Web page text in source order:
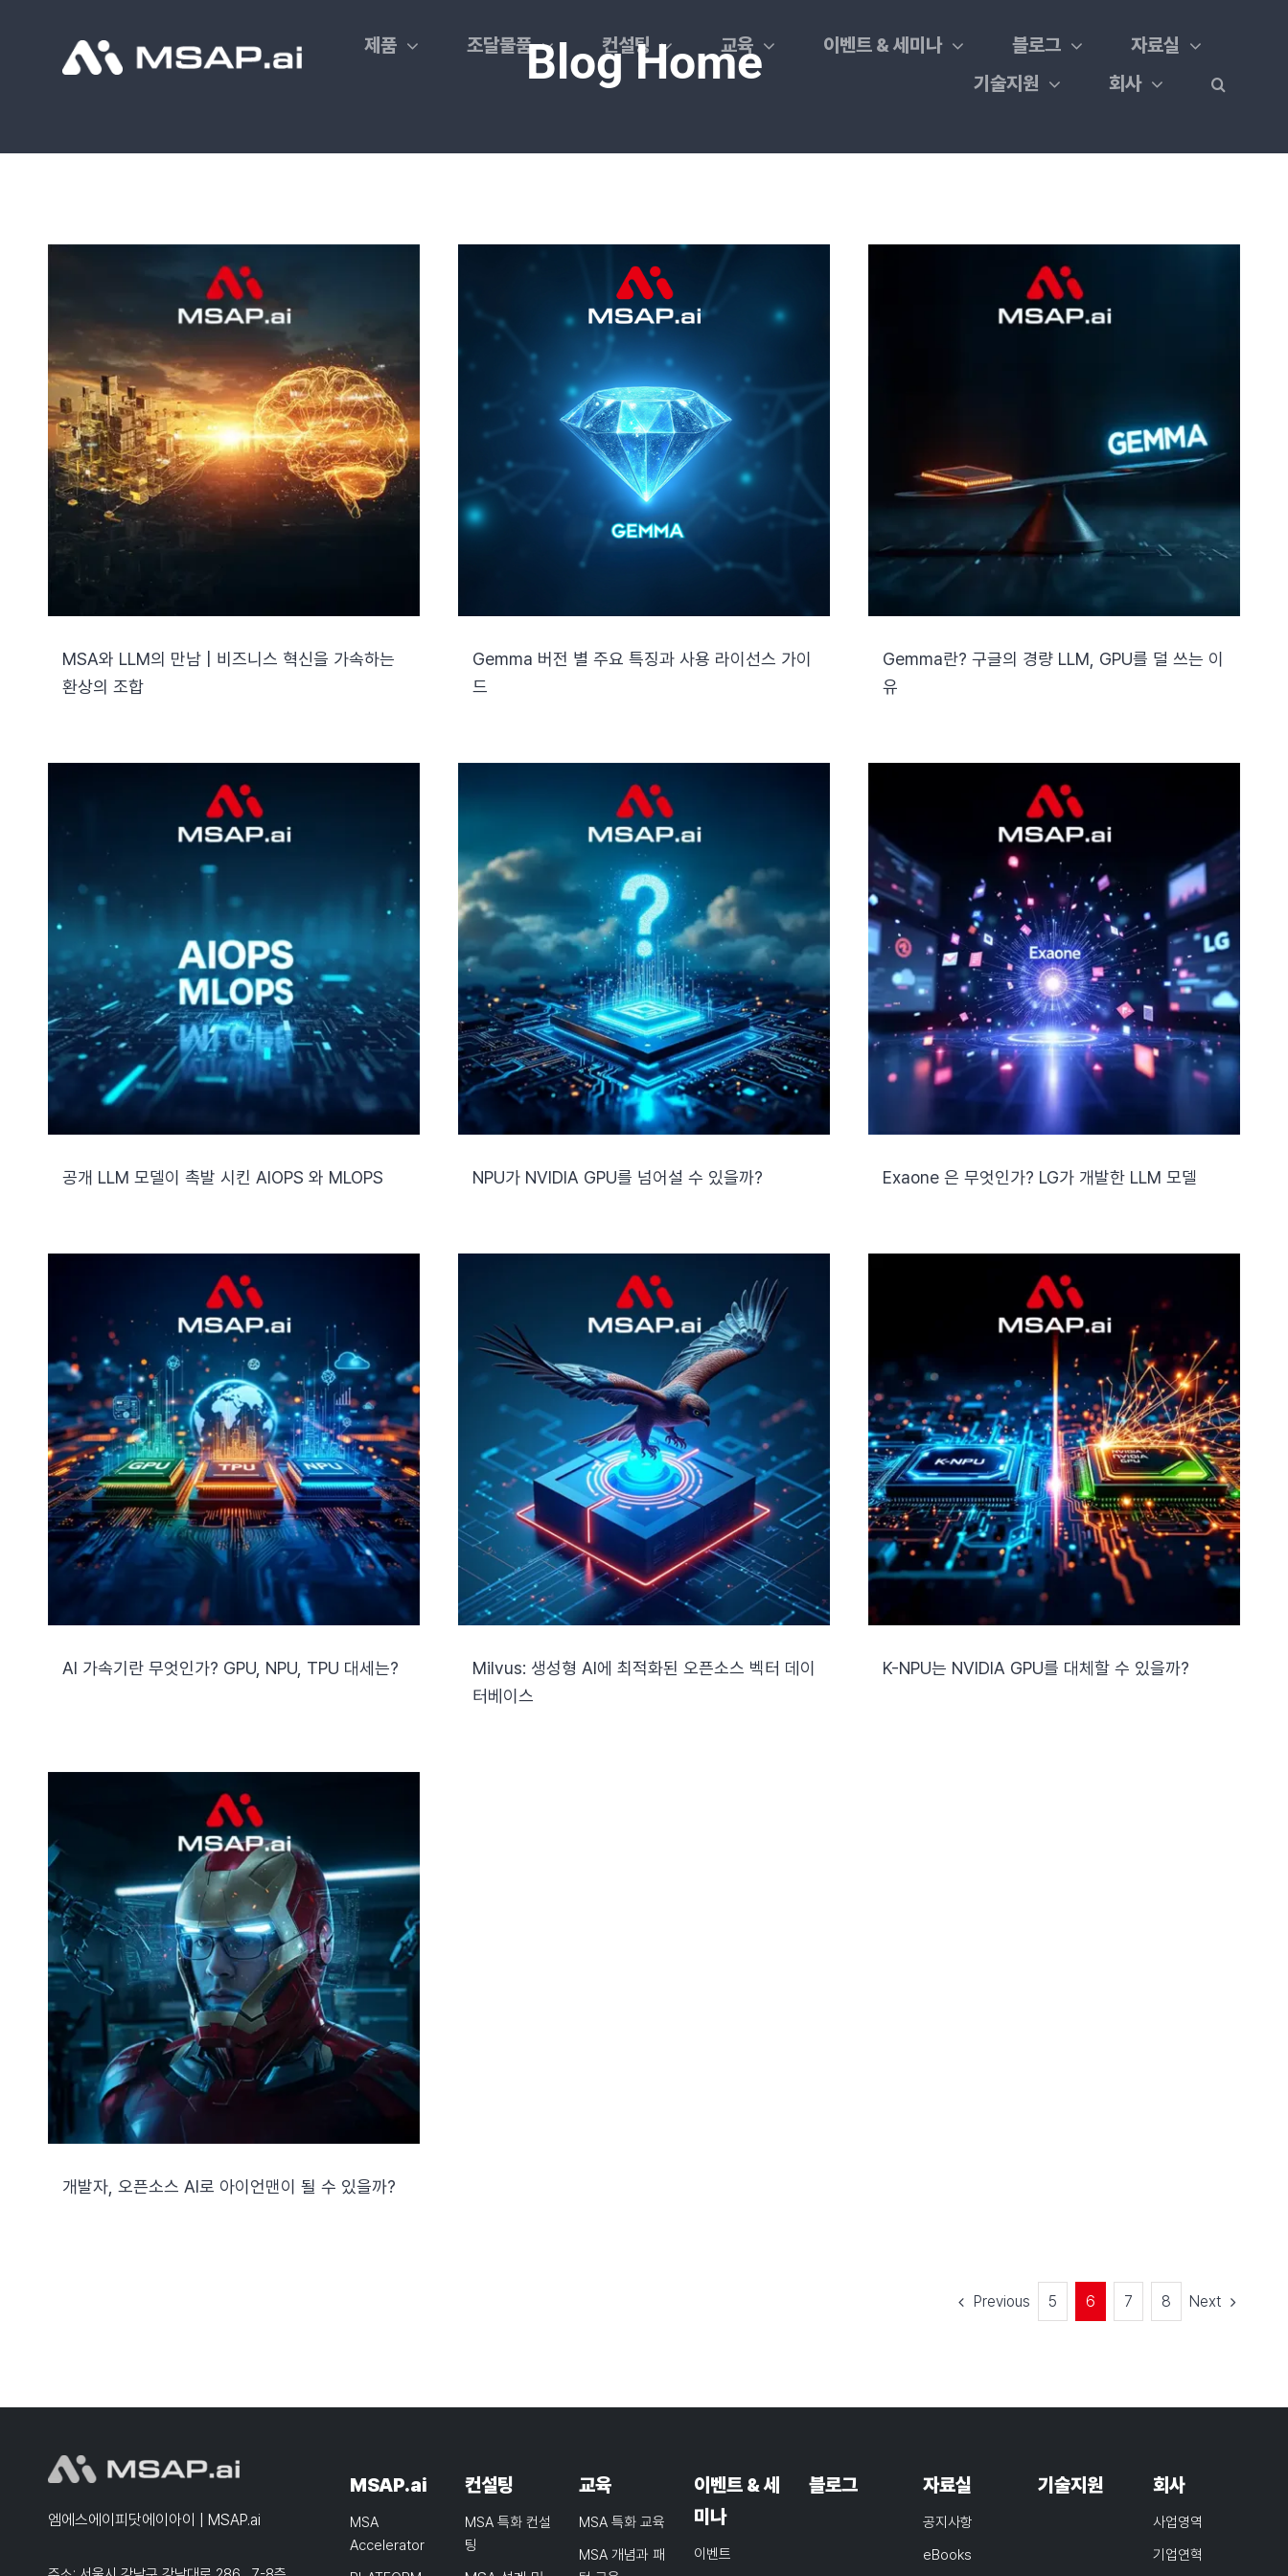
제품 조달물품 컨설팅 교육 이벤트 & 세미나 블로그
자료실
기술지원
회사
Blog Home
MSA와 LLM의 만남 | 비즈니스 혁신을 가속하는
환상의 조합
Gemma 버전 별 주요 특징과 사용 라이선스 가이
드
Gemma란? 구글의 경량 LLM, GPU를 덜 쓰는 이
유
공개 LLM 모델이 촉발 시킨 AIOPS 와 MLOPS NPU가 NVIDIA GPU를 넘어설 수 있을까? Exaone 은 무엇인가? LG가 개발한 LLM 모델
AI 가속기란 무엇인가? GPU, NPU, TPU 대세는?
Milvus: 생성형 AI에 최적화된 오픈소스 벡터 데이
터베이스
K-NPU는 NVIDIA GPU를 대체할 수 있을까?
개발자, 오픈소스 AI로 아이언맨이 될 수 있을까?
Previous 5 6 7 8 Next
엠에스에이피닷에이아이 | MSAP.ai
MSAP.ai
MSA
Accelerator
컨설팅
MSA 특화 컨설
팅
교육
MSA 특화 교육
MSA 개념과 패
이벤트 & 세
미나
이벤트
블로그 자료실
공지사항
eBooks
기술지원 회사
사업영역
기업연혁